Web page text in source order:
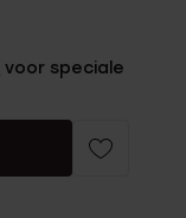
voor speciale